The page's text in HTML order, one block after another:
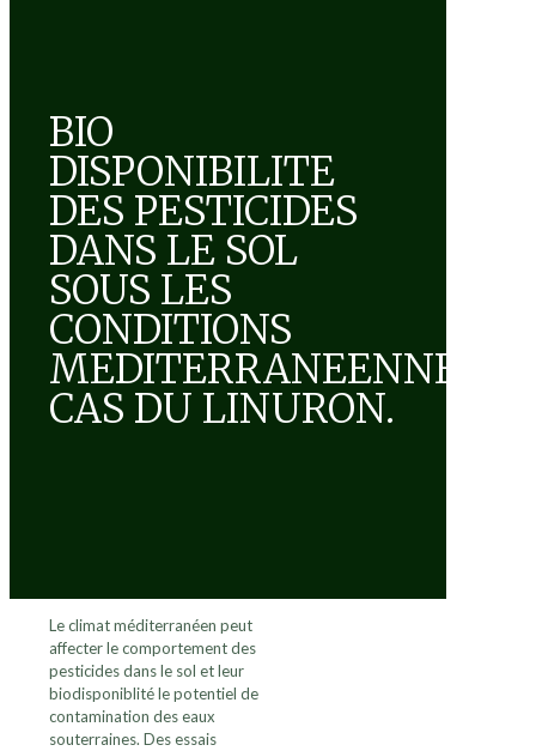
BIO
DISPONIBILITE
DES PESTICIDES
DANS LE SOL
SOUS LES
CONDITIONS
MEDITERRANEENNES.
CAS DU LINURON.
Le climat méditerranéen peut
affecter le comportement des
pesticides dans le sol et leur
biodisponiblité le potentiel de
contamination des eaux
souterraines. Des essais